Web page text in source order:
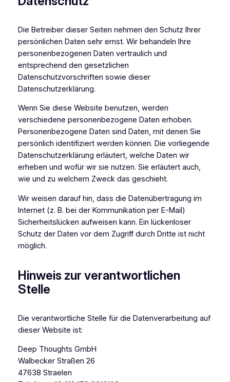
Die Betreiber dieser Seiten nehmen den Schutz Ihrer
persönlichen Daten sehr ernst. Wir behandeln Ihre
personenbezogenen Daten vertraulich und
entsprechend den gesetzlichen
Datenschutzvorschriften sowie dieser
Datenschutzerklärung.
Wenn Sie diese Website benutzen, werden
verschiedene personenbezogene Daten erhoben.
Personenbezogene Daten sind Daten, mit denen Sie
persönlich identifiziert werden können. Die vorliegende
Datenschutzerklärung erläutert, welche Daten wir
erheben und wofür wir sie nutzen. Sie erläutert auch,
wie und zu welchem Zweck das geschieht.
Wir weisen darauf hin, dass die Datenübertragung im
Internet (z. B. bei der Kommunikation per E-Mail)
Sicherheitslücken aufweisen kann. Ein lückenloser
Schutz der Daten vor dem Zugriff durch Dritte ist nicht
möglich.
Hinweis zur verantwortlichen
Stelle
Die verantwortliche Stelle für die Datenverarbeitung auf
dieser Website ist:
Deep Thoughts GmbH
Walbecker Straßen 26
47638 Straelen